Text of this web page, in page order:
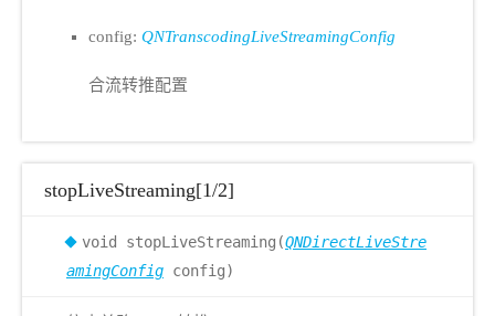
config: QNTranscodingLiveStreamingConfig
合流转推配置
stopLiveStreaming[1/2]
void stopLiveStreaming(QNDirectLiveStre
amingConfig config)